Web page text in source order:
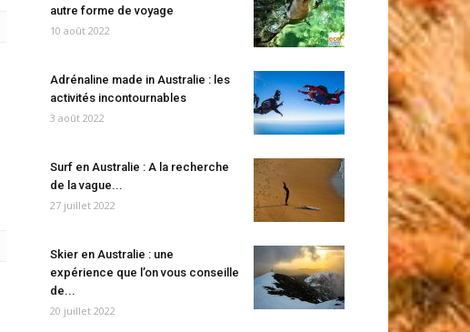
autre forme de voyage
10 août 2022
Adrénaline made in Australie : les
activités incontournables
3 août 2022
Surf en Australie : A la recherche
de la vague...
27 juillet 2022
Skier en Australie : une
expérience que l’on vous conseille
de...
20 juillet 2022